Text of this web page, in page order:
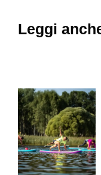
Leggi